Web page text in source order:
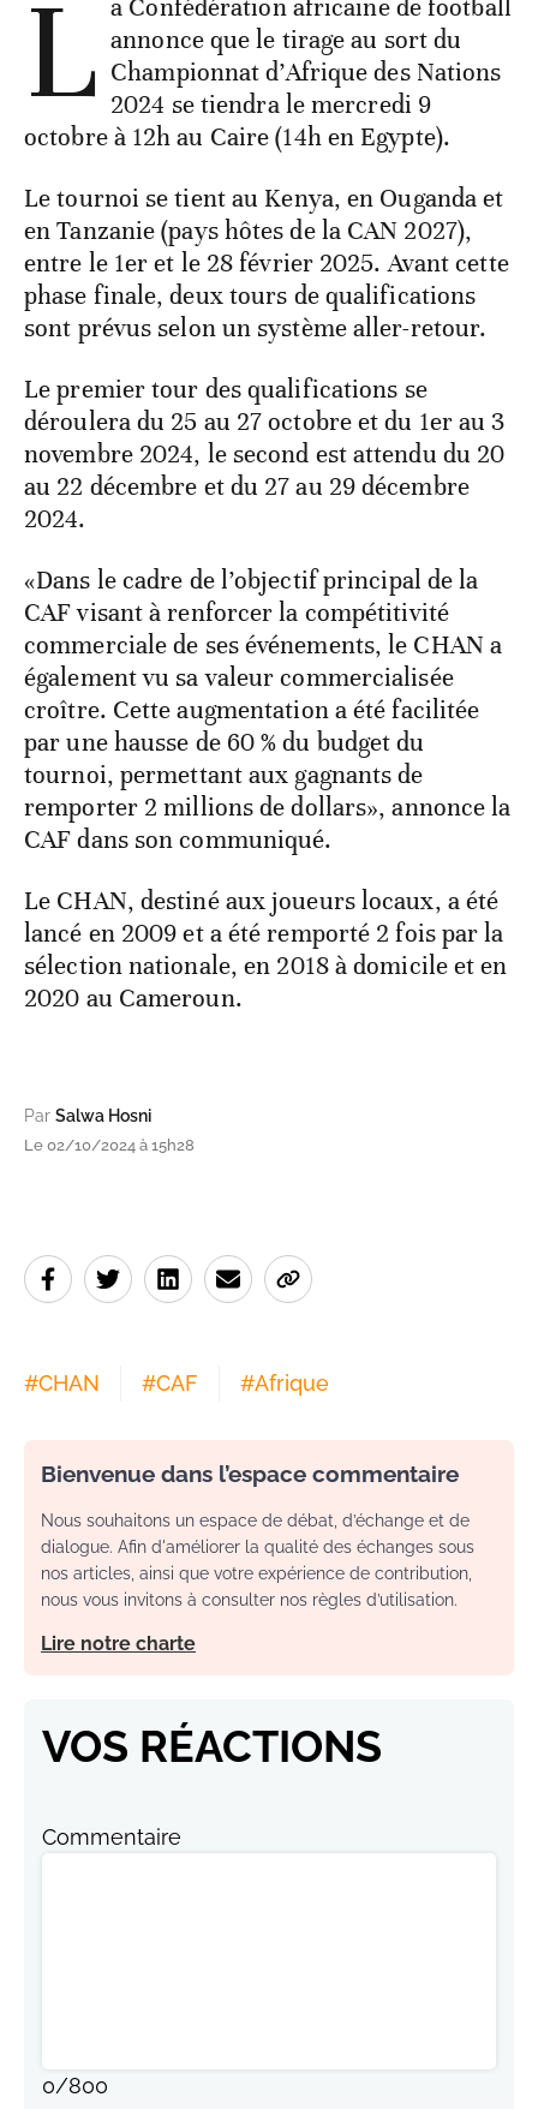
L a Confédération africaine de football
annonce que le tirage au sort du
Championnat d’Afrique des Nations
2024 se tiendra le mercredi 9
octobre à 12h au Caire (14h en Egypte).
Le tournoi se tient au Kenya, en Ouganda et
en Tanzanie (pays hôtes de la CAN 2027),
entre le 1er et le 28 février 2025. Avant cette
phase finale, deux tours de qualifications
sont prévus selon un système aller-retour.
Le premier tour des qualifications se
déroulera du 25 au 27 octobre et du 1er au 3
novembre 2024, le second est attendu du 20
au 22 décembre et du 27 au 29 décembre
2024.
«Dans le cadre de l’objectif principal de la
CAF visant à renforcer la compétitivité
commerciale de ses événements, le CHAN a
également vu sa valeur commercialisée
croître. Cette augmentation a été facilitée
par une hausse de 60 % du budget du
tournoi, permettant aux gagnants de
remporter 2 millions de dollars», annonce la
CAF dans son communiqué.
Le CHAN, destiné aux joueurs locaux, a été
lancé en 2009 et a été remporté 2 fois par la
sélection nationale, en 2018 à domicile et en
2020 au Cameroun.
Par Salwa Hosni
Le 02/10/2024 à 15h28
#CHAN #CAF #Afrique
Bienvenue dans l’espace commentaire
Nous souhaitons un espace de débat, d’échange et de
dialogue. Afin d'améliorer la qualité des échanges sous
nos articles, ainsi que votre expérience de contribution,
nous vous invitons à consulter nos règles d’utilisation.
Lire notre charte
VOS RÉACTIONS
Commentaire
0/800